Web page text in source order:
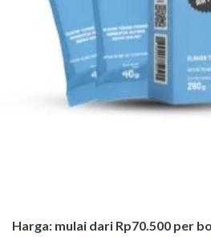
Harga: mulai dari Rp70.500 per